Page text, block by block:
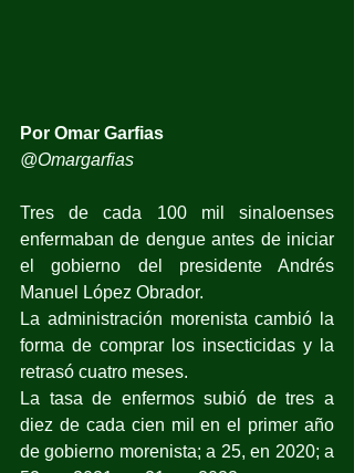
Por Omar Garfias
@Omargarfias
Tres de cada 100 mil sinaloenses
enfermaban de dengue antes de iniciar
el gobierno del presidente Andrés
Manuel López Obrador.
La administración morenista cambió la
forma de comprar los insecticidas y la
retrasó cuatro meses.
La tasa de enfermos subió de tres a
diez de cada cien mil en el primer año
de gobierno morenista; a 25, en 2020; a